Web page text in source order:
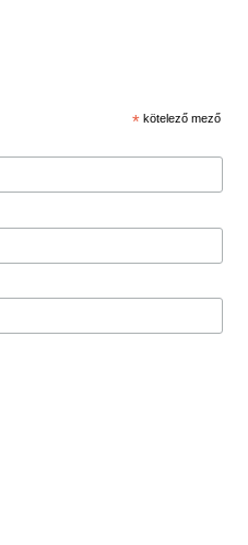
* kötelező mező